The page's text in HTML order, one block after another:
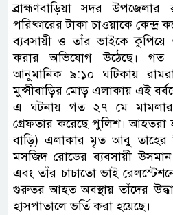
ব্রাহ্মণবাড়িয়া সদর উপজেলার
পরিষ্কারের টাকা চাওয়াকে
ব্যবসায়ী ও তাঁর ভাইকে কুপিয়ে
করার অভিযোগ উঠেছে। গত
আনুমানিক ৯:১০ ঘটিকায়
মুন্সীবাড়ির মোড় এলাকায় এই
এ ঘটনায় গত ২৭ মে
গ্রেফতার করেছে পুলিশ। ​আহতরা
বাড়ি) এলাকার মৃত আবু তাহের
মসজিদ রোডের ব্যবসায়ী
এবং তাঁর চাচাতো ভাই
গুরুতর আহত অবস্থায় তাঁদের
হাসপাতালে ভর্তি করা হয়েছে।